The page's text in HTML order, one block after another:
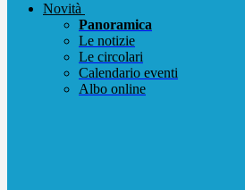
Novità
Panoramica
Le notizie
Le circolari
Calendario eventi
Albo online